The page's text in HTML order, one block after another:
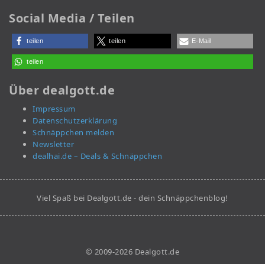
Social Media / Teilen
teilen teilen E-Mail
teilen
Über dealgott.de
Impressum
Datenschutzerklärung
Schnäppchen melden
Newsletter
dealhai.de – Deals & Schnäppchen
Viel Spaß bei Dealgott.de - dein Schnäppchenblog!
© 2009-2026 Dealgott.de